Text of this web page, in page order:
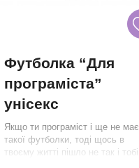
Футболка “Для
програміста”
унісекс
Якщо ти програміст і ще не
такої футболки, тоді щось в
твоєму житті пішло не так і